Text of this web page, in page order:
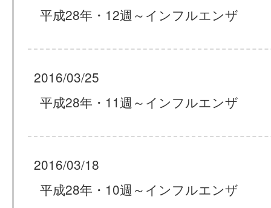
平成28年・12週～インフルエンザ
2016/03/25
平成28年・11週～インフルエンザ
2016/03/18
平成28年・10週～インフルエンザ